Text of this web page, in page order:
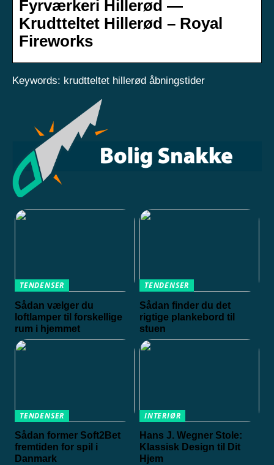
Fyrværkeri Hillerød —
Krudtteltet Hillerød – Royal
Fireworks
Keywords: krudtteltet hillerød åbningstider
TENDENSER
Sådan vælger du
loftlamper til forskellige
rum i hjemmet
TENDENSER
Sådan finder du det
rigtige plankebord til
stuen
TENDENSER
Sådan former Soft2Bet
fremtiden for spil i
Danmark
INTERIØR
Hans J. Wegner Stole:
Klassisk Design til Dit
Hjem